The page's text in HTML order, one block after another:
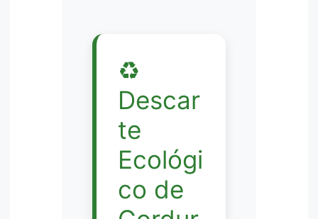
♻️
Descar
te
Ecológi
co de